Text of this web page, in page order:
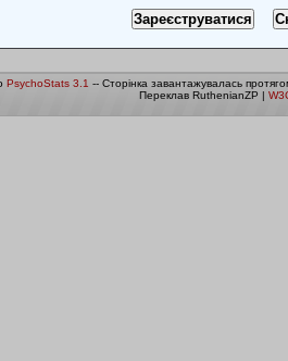
PsychoStats 3.1 -- Сторінка завантажувалась
Переклав RuthenianZP |